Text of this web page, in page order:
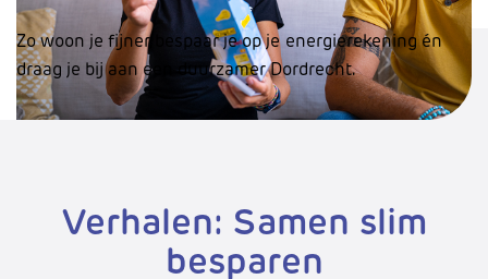
Zo woon je fijner, bespaar je op je energierekening én
draag je bij aan een duurzamer Dordrecht.
Verhalen: Samen slim
besparen